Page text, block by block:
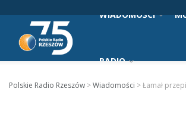
WIADOMOŚCI
RADIO
Polskie Radio Rzeszów >Wiadomości >Łamał